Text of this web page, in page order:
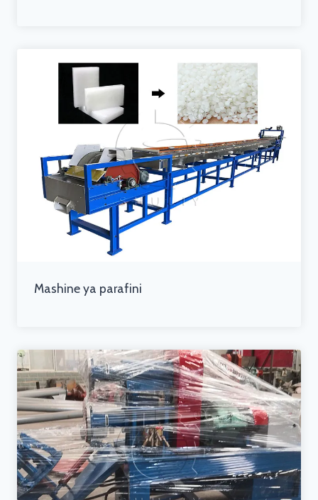
Mashine ya parafini